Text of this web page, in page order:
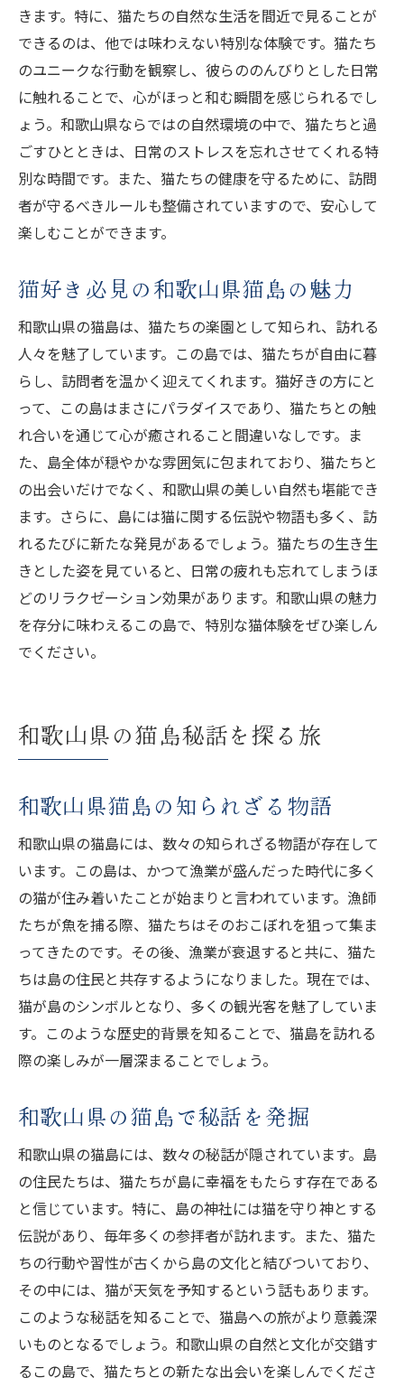
きます。特に、猫たちの自然な生活を間近で見ることが
できるのは、他では味わえない特別な体験です。猫たち
のユニークな行動を観察し、彼らののんびりとした日常
に触れることで、心がほっと和む瞬間を感じられるでし
ょう。和歌山県ならではの自然環境の中で、猫たちと過
ごすひとときは、日常のストレスを忘れさせてくれる特
別な時間です。また、猫たちの健康を守るために、訪問
者が守るべきルールも整備されていますので、安心して
楽しむことができます。
猫好き必見の和歌山県猫島の魅力
和歌山県の猫島は、猫たちの楽園として知られ、訪れる
人々を魅了しています。この島では、猫たちが自由に暮
らし、訪問者を温かく迎えてくれます。猫好きの方にと
って、この島はまさにパラダイスであり、猫たちとの触
れ合いを通じて心が癒されること間違いなしです。ま
た、島全体が穏やかな雰囲気に包まれており、猫たちと
の出会いだけでなく、和歌山県の美しい自然も堪能でき
ます。さらに、島には猫に関する伝説や物語も多く、訪
れるたびに新たな発見があるでしょう。猫たちの生き生
きとした姿を見ていると、日常の疲れも忘れてしまうほ
どのリラクゼーション効果があります。和歌山県の魅力
を存分に味わえるこの島で、特別な猫体験をぜひ楽しん
でください。
和歌山県の猫島秘話を探る旅
和歌山県猫島の知られざる物語
和歌山県の猫島には、数々の知られざる物語が存在して
います。この島は、かつて漁業が盛んだった時代に多く
の猫が住み着いたことが始まりと言われています。漁師
たちが魚を捕る際、猫たちはそのおこぼれを狙って集ま
ってきたのです。その後、漁業が衰退すると共に、猫た
ちは島の住民と共存するようになりました。現在では、
猫が島のシンボルとなり、多くの観光客を魅了していま
す。このような歴史的背景を知ることで、猫島を訪れる
際の楽しみが一層深まることでしょう。
和歌山県の猫島で秘話を発掘
和歌山県の猫島には、数々の秘話が隠されています。島
の住民たちは、猫たちが島に幸福をもたらす存在である
と信じています。特に、島の神社には猫を守り神とする
伝説があり、毎年多くの参拝者が訪れます。また、猫た
ちの行動や習性が古くから島の文化と結びついており、
その中には、猫が天気を予知するという話もあります。
このような秘話を知ることで、猫島への旅がより意義深
いものとなるでしょう。和歌山県の自然と文化が交錯す
るこの島で、猫たちとの新たな出会いを楽しんでくださ